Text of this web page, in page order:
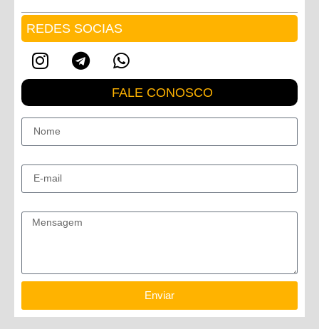
REDES SOCIAS
FALE CONOSCO
Enviar